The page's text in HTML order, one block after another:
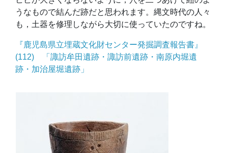
うなもので結んだ跡だと思われます。縄文時代の人々
も，土器を修理しながら大切に使っていたのですね。
『鹿児島県立埋蔵文化財センター発掘調査報告書』
(112) 「諏訪牟田遺跡・諏訪前遺跡・南原内堀遺
跡・加治屋堀遺跡」